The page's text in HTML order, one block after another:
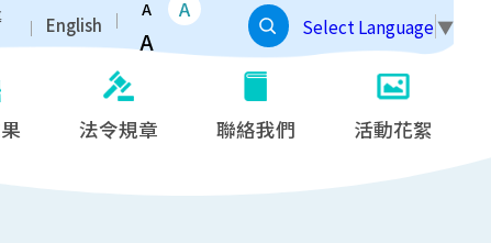
English
A A
A
Select Language ▼
法令規章 聯絡我們 活動花絮